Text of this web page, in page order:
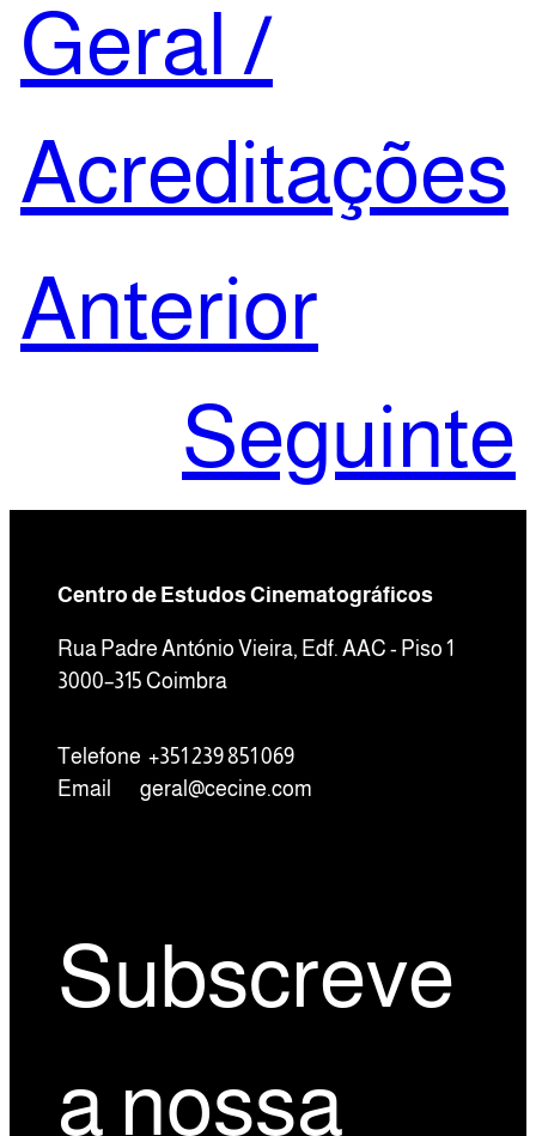
Geral /
Acreditações
Anterior
Seguinte
Centro de Estudos Cinematográficos
Rua Padre António Vieira, Edf. AAC - Piso 1
3000–315 Coimbra
Telefone +351 239 851 069
Email geral@cecine.com
Subscreve
a nossa